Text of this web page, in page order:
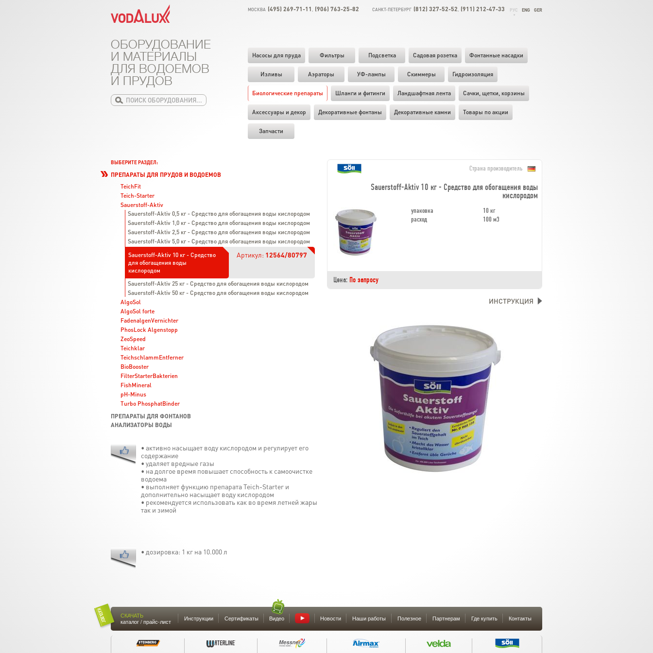
МОСКВА (495) 269-71-11 (906) 763-25-82 САНКТ-ПЕТЕРБУРГ (812) 327-52-52 (911) 212-47-33 РУС ENG GER
Насосы для пруда Фильтры Подсветка Садовая розетка Фонтанные насадки
Изливы Аэраторы УФ-лампы Скиммеры Гидроизоляция
Биологические препараты Шланги и фитинги Ландшафтная лента Cачки, щетки, корзины
Аксессуары и декор Декоративные фонтаны Декоративные камни Товары по акции
Запчасти
ОБОРУДОВАНИЕ
И МАТЕРИАЛЫ
ДЛЯ ВОДОЕМОВ
И ПРУДОВ
Страна производитель
Sauerstoff-Aktiv 10 кг - Средство для обогащения воды
кислородом
упаковка
10 кг
расход
100 м3
Цена: По запросу
ИНСТРУКЦИЯ
ВЫБЕРИТЕ РАЗДЕЛ:
ПРЕПАРАТЫ ДЛЯ ПРУДОВ И ВОДОЕМОВ
TeichFit
Teich-Starter
Sauerstoff-Aktiv
Sauerstoff-Aktiv 0,5 кг - Средство для обогащения воды кислородом
Sauerstoff-Aktiv 1,0 кг - Средство для обогащения воды кислородом
Sauerstoff-Aktiv 2,5 кг - Средство для обогащения воды кислородом
Sauerstoff-Aktiv 5,0 кг - Средство для обогащения воды кислородом
Sauerstoff-Aktiv 10 кг - Средство
для обогащения воды
кислородом
Артикул: 12564/80797
Sauerstoff-Aktiv 25 кг - Средство для обогащения воды кислородом
Sauerstoff-Aktiv 50 кг - Средство для обогащения воды кислородом
AlgoSol
AlgoSol forte
FadenalgenVernichter
PhosLock Algenstopp
ZeoSpeed
Teichklar
TeichschlammEntferner
BioBooster
FilterStarterBakterien
FishMineral
pH-Minus
Turbo PhosphatBinder
ПРЕПАРАТЫ ДЛЯ ФОНТАНОВ
АНАЛИЗАТОРЫ ВОДЫ
• активно насыщает воду кислородом и регулирует его
содержание
• удаляет вредные газы
• на долгое время повышает способность к самоочистке
водоема
• выполняет функцию препарата Teich-Starter и
дополнительно насыщает воду кислородом
• рекомендуется использовать как во время летней жары
так и зимой
• дозировка: 1 кг на 10.000 л
СКАЧАТЬ
каталог / прайс-лист
Инструкции Сертификаты Видео Новости Наши работы Полезное Партнерам Где купить Контакты